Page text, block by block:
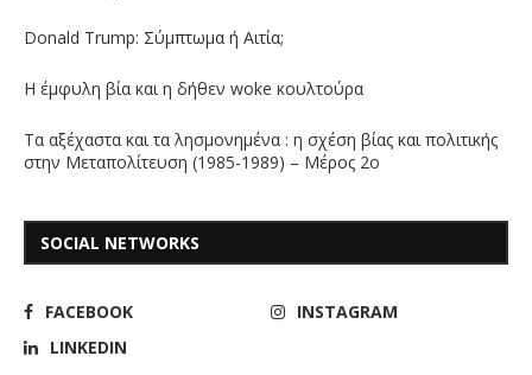
Donald Trump: Σύμπτωμα ή Αιτία;
Η έμφυλη βία και η δήθεν woke κουλτούρα
Τα αξέχαστα και τα λησμονημένα : η σχέση βίας και πολιτικής
στην Μεταπολίτευση (1985-1989) – Μέρος 2ο
SOCIAL NETWORKS
FACEBOOK
INSTAGRAM
LINKEDIN